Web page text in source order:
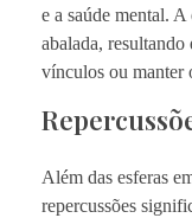
e a saúde mental.
abalada,
vínculos ou manter
Além das esferas
repercussões